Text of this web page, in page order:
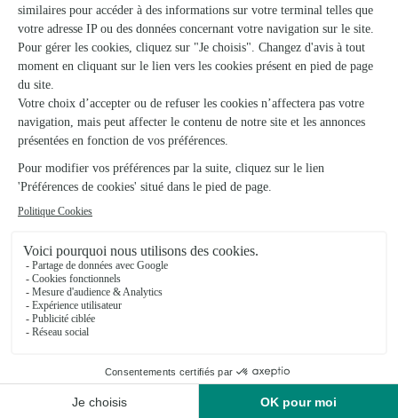
Trustpilot Échantillon d'avis clients fourni via Trustpilot.
Voir tous
les avis de la marque Interflora sur Trustpilot
Livraison de fleurs à Sainte Marie et
autour : les villes proches couvertes par le
réseau Interflora
FLEURISTES Agnieres en Devoluy
FLEURISTES
FLEURISTES Benevent Et Charbillac